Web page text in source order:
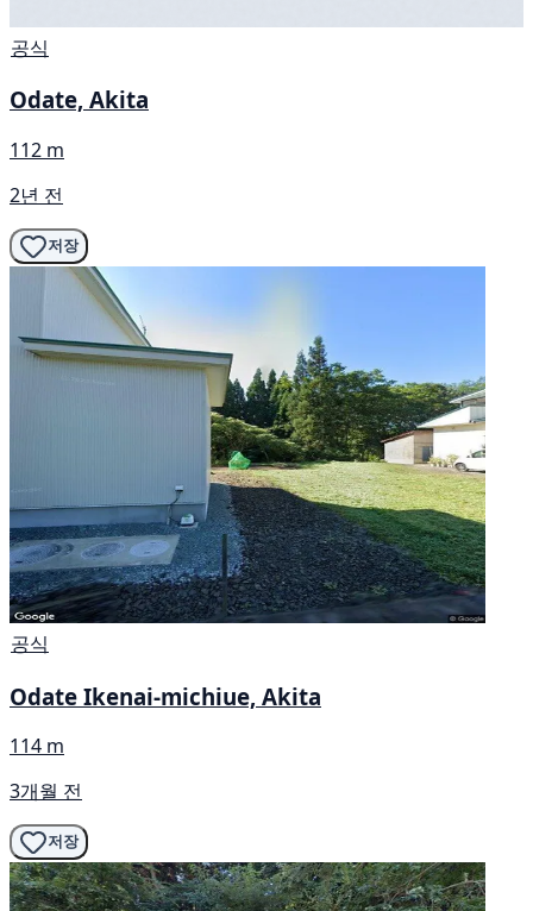
공식
Odate, Akita
112 m
2년 전
저장
공식
Odate Ikenai-michiue, Akita
114 m
3개월 전
저장